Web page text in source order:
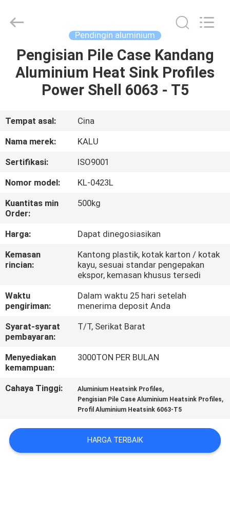
RUMAH
PRODUK
TAMPILAN
VR
TENTANG
KAMI
TUR
PABRIK
KONTROL
KUALITAS
HUBUNGI
KAMI
BERITA
PERMINTAAN
SITEMAP
Rights
Pendingin aluminium
Pengisian Pile Case Kandang
Aluminium Heat Sink Profiles
Power Shell 6063 - T5
Tempat asal:
Cina
Nama merek:
KALU
Sertifikasi:
ISO9001
Nomor model:
KL-0423L
Kuantitas min
Order:
500kg
Harga:
Dapat dinegosiasikan
Kemasan
rincian:
Kantong plastik, kotak karton / kotak
kayu, sesuai standar pengepakan
ekspor, kemasan khusus tersedi
Waktu
pengiriman:
Dalam waktu 25 hari setelah
menerima deposit Anda
Syarat-syarat
pembayaran:
T/T, Serikat Barat
Menyediakan
kemampuan:
3000TON PER BULAN
Cahaya Tinggi: Aluminium Heatsink Profiles,
Pengisian Pile Case Aluminium Heatsink Profiles,
Profil Aluminium Heatsink 6063-T5
HARGA TERBAIK